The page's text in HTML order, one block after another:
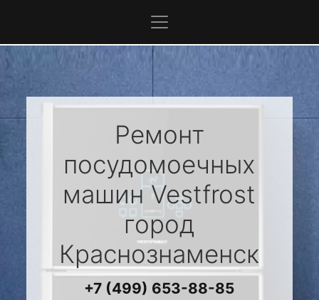
Ремонт
посудомоечных
машин Vestfrost
город
Краснознаменск
+7 (499) 653-88-85